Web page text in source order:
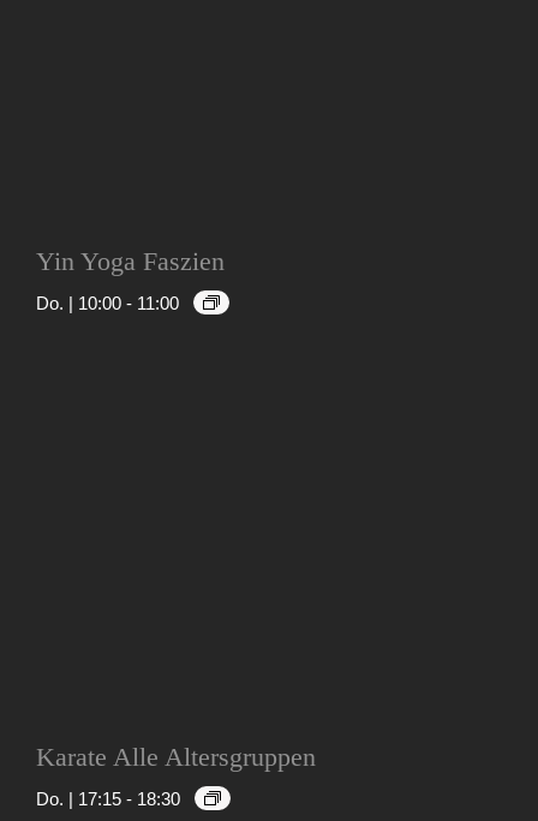
Yin Yoga Faszien
Do. | 10:00 - 11:00
Karate Alle Altersgruppen
Do. | 17:15 - 18:30